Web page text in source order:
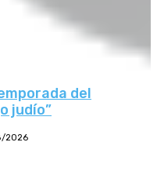
del
judío”
2026